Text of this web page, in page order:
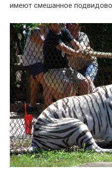
имеют смешанное